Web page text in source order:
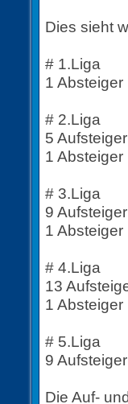
Dies sieht
# 1.Liga
1 Absteiger
# 2.Liga
5 Aufsteiger
1 Absteiger
# 3.Liga
9 Aufsteiger
1 Absteiger
# 4.Liga
13
1 Absteiger
# 5.Liga
9 Aufsteiger
Die Auf-